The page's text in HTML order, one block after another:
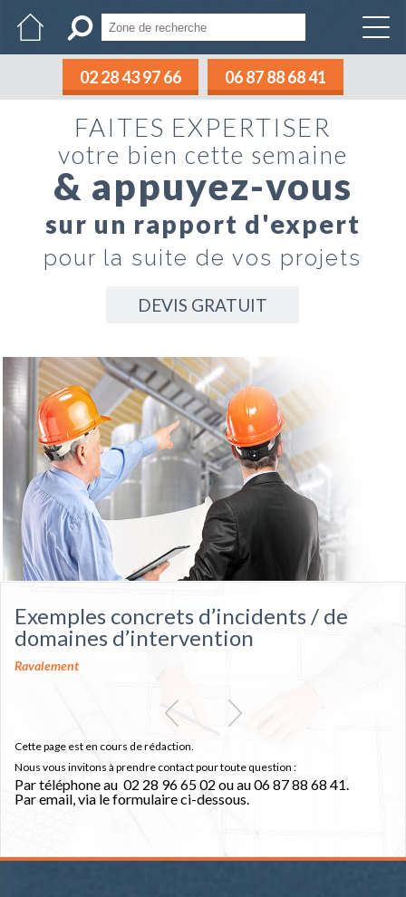
02 28 43 97 66 06 87 88 68 41
FAITES EXPERTISER
votre bien cette semaine
& appuyez-vous
sur un rapport d'expert
pour la suite de vos projets
DEVIS GRATUIT
Exemples concrets d’incidents / de
domaines d’intervention
Ravalement
Cette page est en cours de rédaction.
Nous vous invitons à prendre contact pour toute question :
Par téléphone au 02 28 96 65 02 ou au 06 87 88 68 41.
Par email, via le formulaire ci-dessous.